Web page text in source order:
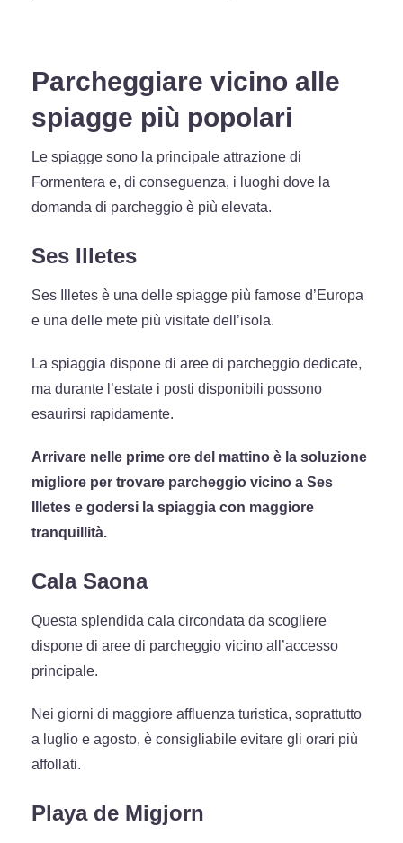
Parcheggiare vicino alle
spiagge più popolari
Le spiagge sono la principale attrazione di
Formentera e, di conseguenza, i luoghi dove la
domanda di parcheggio è più elevata.
Ses Illetes
Ses Illetes è una delle spiagge più famose d’Europa
e una delle mete più visitate dell’isola.
La spiaggia dispone di aree di parcheggio dedicate,
ma durante l’estate i posti disponibili possono
esaurirsi rapidamente.
Arrivare nelle prime ore del mattino è la soluzione
migliore per trovare parcheggio vicino a Ses
Illetes e godersi la spiaggia con maggiore
tranquillità.
Cala Saona
Questa splendida cala circondata da scogliere
dispone di aree di parcheggio vicino all’accesso
principale.
Nei giorni di maggiore affluenza turistica, soprattutto
a luglio e agosto, è consigliabile evitare gli orari più
affollati.
Playa de Migjorn